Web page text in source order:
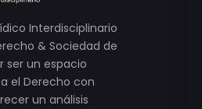
Interdisciplinario
& Sociedad de
ser un espacio
el Derecho con
un análisis